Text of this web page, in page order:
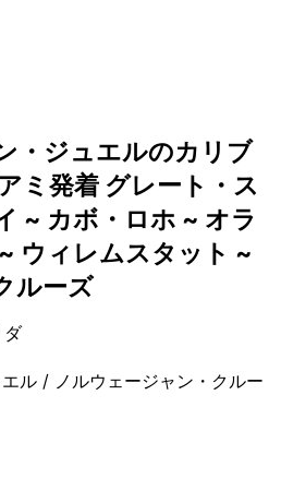
・ジュエルのカリブ
ミ発着 グレート・ス
~ カボ・ロホ ~ オラ
ウィレムスタット ~
ルーズ
ダ
ル / ノルウェージャン・クルー